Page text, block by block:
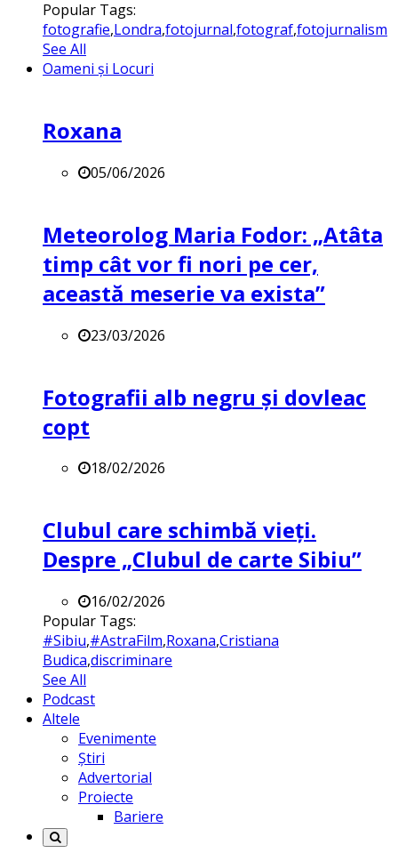
Popular Tags:
fotografie,Londra,fotojurnal,fotograf,fotojurnalism
See All
Oameni și Locuri
Roxana
05/06/2026
Meteorolog Maria Fodor: „Atâta
timp cât vor fi nori pe cer,
această meserie va exista”
23/03/2026
Fotografii alb negru și dovleac
copt
18/02/2026
Clubul care schimbă vieți.
Despre „Clubul de carte Sibiu”
16/02/2026
Popular Tags:
#Sibiu,#AstraFilm,Roxana,Cristiana
Budica,discriminare
See All
Podcast
Altele
Evenimente
Știri
Advertorial
Proiecte
Bariere